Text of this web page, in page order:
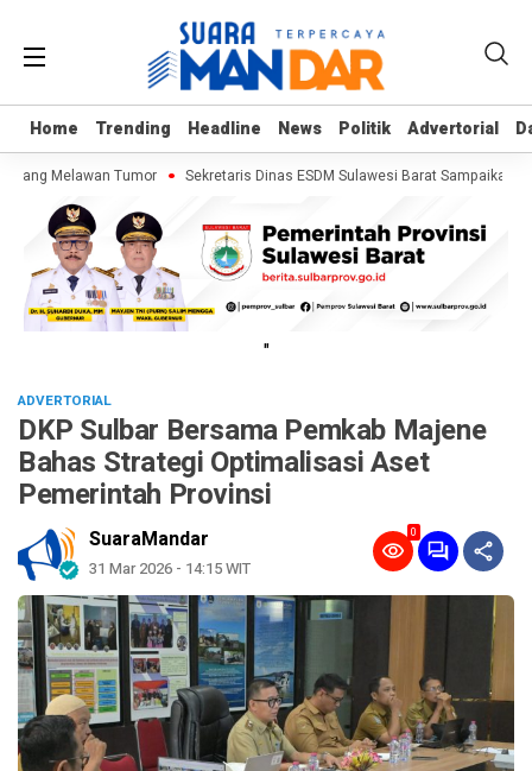
Home Trending Headline News Politik Advertorial
Home Trending Headline News Politik Advertorial
Melawan Tumor Sekretaris Dinas ESDM Sulawesi Barat Sampaikan
"
ADVERTORIAL
DKP Sulbar Bersama Pemkab Majene
Bahas Strategi Optimalisasi Aset
Pemerintah Provinsi
SuaraMandar
31 Mar 2026 - 14:15 WIT
0